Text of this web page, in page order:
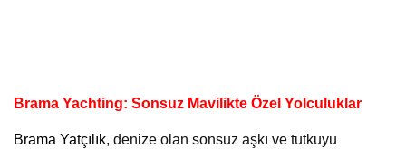
Brama Yachting: Sonsuz Mavilikte Özel Yolculuklar
Brama Yatçılık, denize olan sonsuz aşkı ve tutkuyu